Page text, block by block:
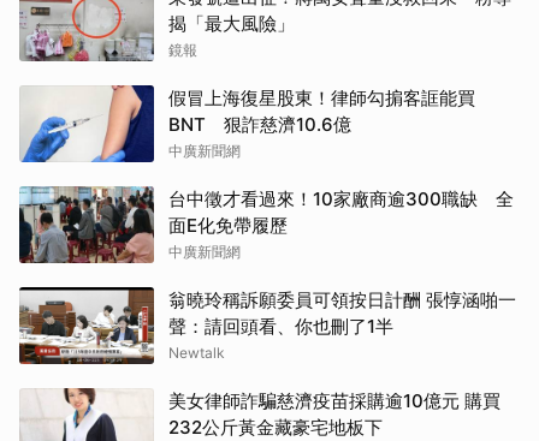
揭「最大風險」
鏡報
假冒上海復星股東！律師勾掮客誆能買
BNT 狠詐慈濟10.6億
中廣新聞網
台中徵才看過來！10家廠商逾300職缺 全
面E化免帶履歷
中廣新聞網
翁曉玲稱訴願委員可領按日計酬 張惇涵啪一
聲：請回頭看、你也刪了1半
Newtalk
美女律師詐騙慈濟疫苗採購逾10億元 購買
232公斤黃金藏豪宅地板下